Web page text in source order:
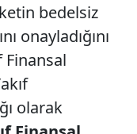
bedelsiz
onayladığını
Finansal
olarak